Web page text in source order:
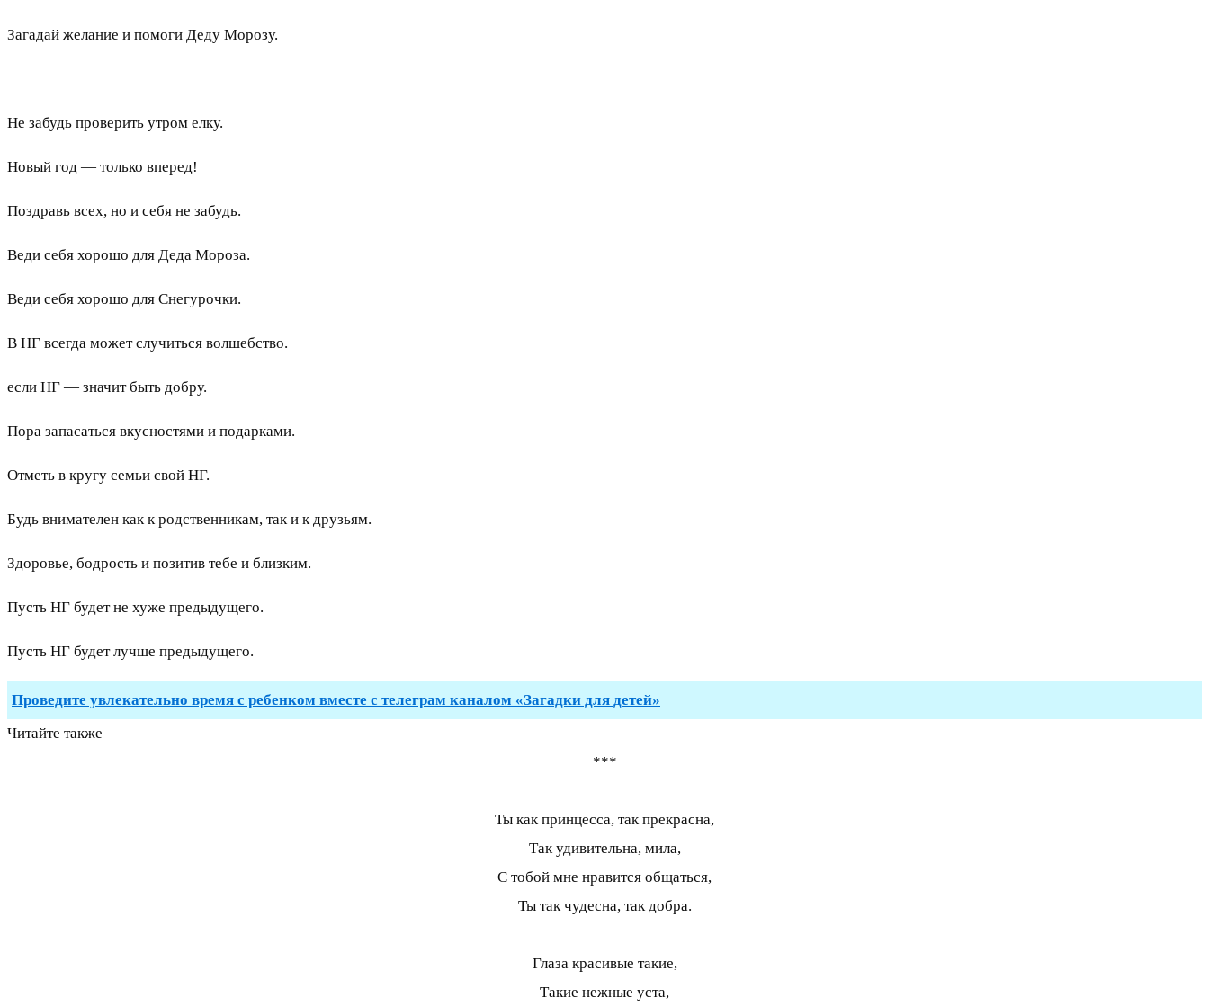
Загадай желание и помоги Деду Морозу.
Не забудь проверить утром елку.
Новый год — только вперед!
Поздравь всех, но и себя не забудь.
Веди себя хорошо для Деда Мороза.
Веди себя хорошо для Снегурочки.
В НГ всегда может случиться волшебство.
если НГ — значит быть добру.
Пора запасаться вкусностями и подарками.
Отметь в кругу семьи свой НГ.
Будь внимателен как к родственникам, так и к друзьям.
Здоровье, бодрость и позитив тебе и близким.
Пусть НГ будет не хуже предыдущего.
Пусть НГ будет лучше предыдущего.
Проведите увлекательно время с ребенком вместе с телеграм каналом «Загадки для детей»
Читайте также
***
Ты как принцесса, так прекрасна,
Так удивительна, мила,
С тобой мне нравится общаться,
Ты так чудесна, так добра.
Глаза красивые такие,
Такие нежные уста,